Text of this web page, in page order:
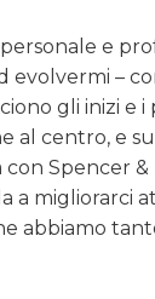
e
evolvermi –
gli inizi e
al centro, e
Spencer &
a migliorarci
abbiamo